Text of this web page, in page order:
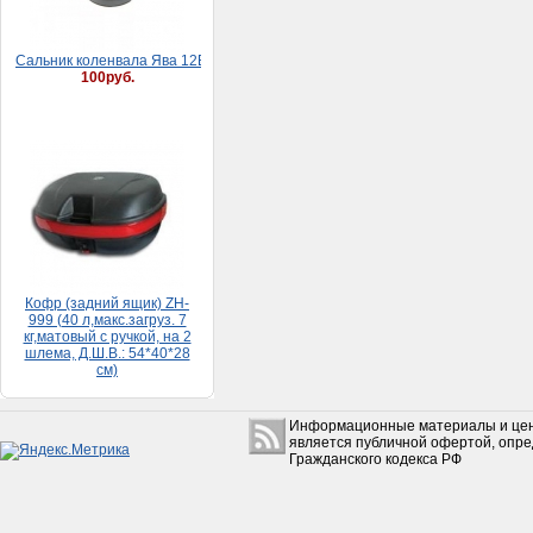
Сaльник коленвaлa Явa 12В (30*52*8)
100руб.
Кофр (задний ящик) ZH-
999 (40 л,макс.загруз. 7
кг,матовый с ручкой, на 2
шлема, Д.Ш.В.: 54*40*28
см)
Информационные материалы и
является публичной офертой,
Гражданского кодекса РФ